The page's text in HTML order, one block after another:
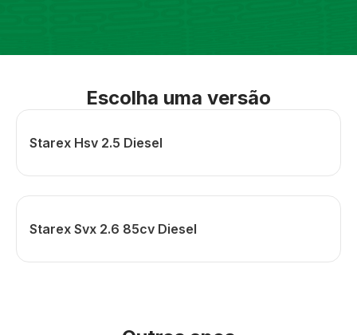
Escolha uma versão
Starex Hsv 2.5 Diesel
Starex Svx 2.6 85cv Diesel